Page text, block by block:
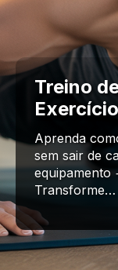
Treino
Aprenda
sem sair de
equipamento
Transforme…